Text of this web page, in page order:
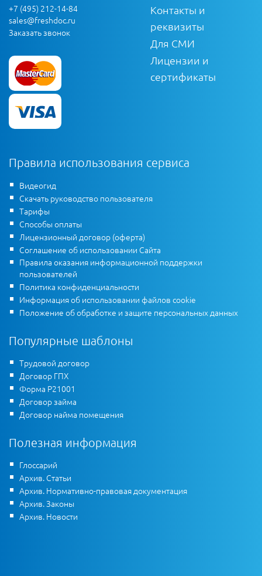
+7 (495) 212-14-84
sales@freshdoc.ru
Заказать звонок
Контакты и
реквизиты
Для СМИ
Лицензии и
сертификаты
Правила использования сервиса
Видеогид
Скачать руководство пользователя
Тарифы
Способы оплаты
Лицензионный договор (оферта)
Соглашение об использовании Сайта
Правила оказания информационной поддержки
пользователей
Политика конфиденциальности
Информация об использовании файлов cookie
Положение об обработке и защите персональных данных
Популярные шаблоны
Трудовой договор
Договор ГПХ
Форма Р21001
Договор займа
Договор найма помещения
Полезная информация
Глоссарий
Архив. Статьи
Архив. Нормативно-правовая документация
Архив. Законы
Архив. Новости